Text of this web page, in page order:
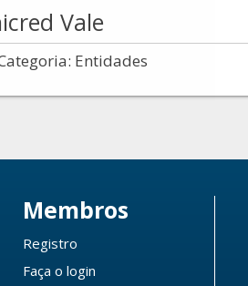
Vale
Entidades
Membros
Registro
Faça o login